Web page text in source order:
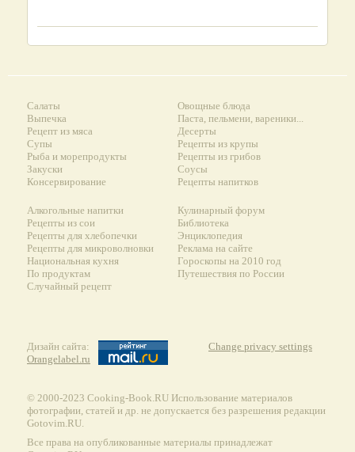
Салаты
Выпечка
Рецепт из мяса
Супы
Рыба и морепродукты
Закуски
Консервирование
Овощные блюда
Паста, пельмени, вареники...
Десерты
Рецепты из крупы
Рецепты из грибов
Соусы
Рецепты напитков
Алкогольные напитки
Рецепты из сои
Рецепты для хлебопечки
Рецепты для микроволновки
Национальная кухня
По продуктам
Случайный рецепт
Кулинарный форум
Библиотека
Энциклопедия
Реклама на сайте
Гороскопы на 2010 год
Путешествия по России
Дизайн сайта:
Orangelabel.ru
Change privacy settings
© 2000-2023 Сooking-Book.RU Использование материалов
фотографии, статей и др. не допускается без разрешения редакции
Gotovim.RU.
Все права на опубликованные материалы принадлежат